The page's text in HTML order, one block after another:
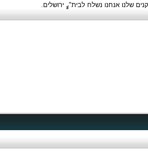
שלנו אנחנו נשלח לבית"ߨ ירושלים.